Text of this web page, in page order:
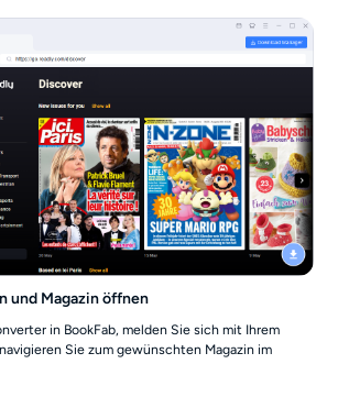
und Magazin öffnen
in BookFab, melden Sie sich mit Ihrem
Sie zum gewünschten Magazin im